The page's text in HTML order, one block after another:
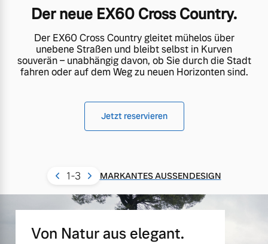
Der neue EX60 Cross Country.
Der EX60 Cross Country gleitet mühelos über
unebene Straßen und bleibt selbst in Kurven
souverän – unabhängig davon, ob Sie durch die Stadt
fahren oder auf dem Weg zu neuen Horizonten sind.
Jetzt reservieren
1-3 MARKANTES AUSSENDESIGN
Von Natur aus elegant.